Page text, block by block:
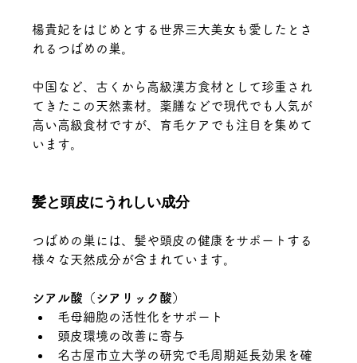
楊貴妃をはじめとする世界三大美女も愛したとさ
れるつばめの巣。
中国など、古くから高級漢方食材として珍重され
てきたこの天然素材。薬膳などで現代でも人気が
高い高級食材ですが、育毛ケアでも注目を集めて
います。
髪と頭皮にうれしい成分
つばめの巣には、髪や頭皮の健康をサポートする
様々な天然成分が含まれています。
シアル酸（シアリック酸）
毛母細胞の活性化をサポート
頭皮環境の改善に寄与
名古屋市立大学の研究で毛周期延長効果を確